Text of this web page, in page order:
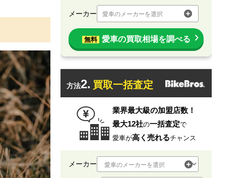
メーカー 愛車のメーカーを選択
無料 愛車の買取相場を調べる
方法2. 買取一括査定
業界最大級の加盟店数！
最大12社の一括査定で
愛車が高く売れるチャンス
メーカー